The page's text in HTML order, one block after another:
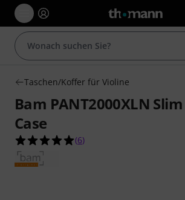
Taschen/Koffer für Violine
Bam PANT2000XLN
Case
5.0 von 5 Sternen aus 6
(6)